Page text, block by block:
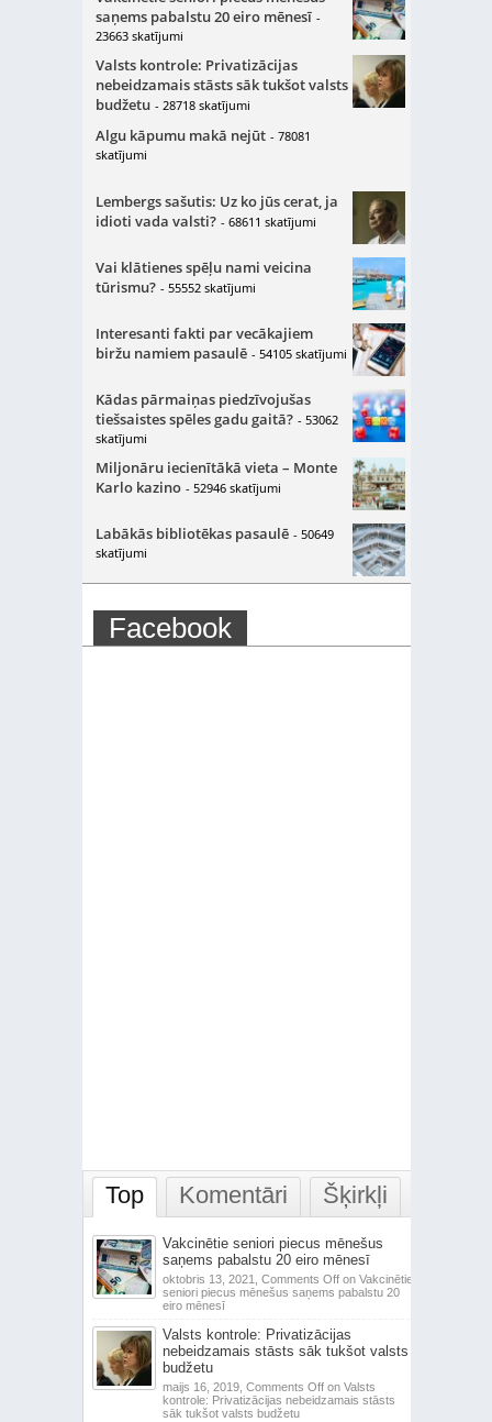
saņems pabalstu 20 eiro mēnesī -
23663 skatījumi
Valsts kontrole: Privatizācijas
nebeidzamais stāsts sāk tukšot valsts
budžetu - 28718 skatījumi
Algu kāpumu makā nejūt - 78081
skatījumi
Lembergs sašutis: Uz ko jūs cerat, ja
idioti vada valsti? - 68611 skatījumi
Vai klātienes spēļu nami veicina
tūrismu? - 55552 skatījumi
Interesanti fakti par vecākajiem
biržu namiem pasaulē - 54105 skatījumi
Kādas pārmaiņas piedzīvojušas
tiešsaistes spēles gadu gaitā? - 53062
skatījumi
Miljonāru iecienītākā vieta – Monte
Karlo kazino - 52946 skatījumi
Labākās bibliotēkas pasaulē - 50649
skatījumi
Facebook
Top Komentāri Šķirkļi
Vakcinētie seniori piecus mēnešus
saņems pabalstu 20 eiro mēnesī
oktobris 13, 2021, Comments Offon Vakcinētie
seniori piecus mēnešus saņems pabalstu 20
eiro mēnesī
Valsts kontrole: Privatizācijas
nebeidzamais stāsts sāk tukšot valsts
budžetu
maijs 16, 2019, Comments Offon Valsts
kontrole: Privatizācijas nebeidzamais stāsts
sāk tukšot valsts budžetu